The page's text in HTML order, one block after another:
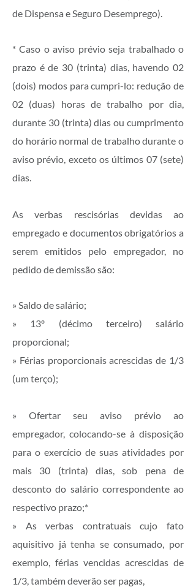
de Dispensa e Seguro Desemprego).
* Caso o aviso prévio seja trabalhado o
prazo é de 30 (trinta) dias, havendo 02
(dois) modos para cumpri-lo: redução de
02 (duas) horas de trabalho por dia,
durante 30 (trinta) dias ou cumprimento
do horário normal de trabalho durante o
aviso prévio, exceto os últimos 07 (sete)
dias.
As verbas rescisórias devidas ao
empregado e documentos obrigatórios a
serem emitidos pelo empregador, no
pedido de demissão são:
» Saldo de salário;
» 13º (décimo terceiro) salário
proporcional;
» Férias proporcionais acrescidas de 1/3
(um terço);
» Ofertar seu aviso prévio ao
empregador, colocando-se à disposição
para o exercício de suas atividades por
mais 30 (trinta) dias, sob pena de
desconto do salário correspondente ao
respectivo prazo;*
» As verbas contratuais cujo fato
aquisitivo já tenha se consumado, por
exemplo, férias vencidas acrescidas de
1/3, também deverão ser pagas,